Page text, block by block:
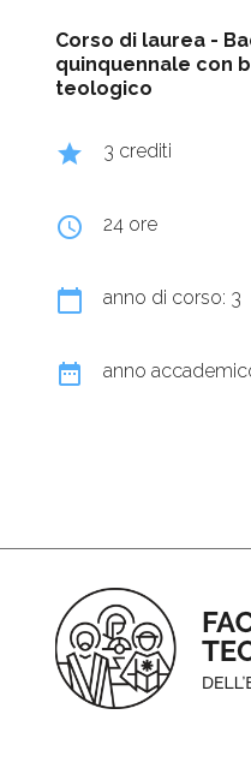
Corso di laurea -
quinquennale con
teologico
grade 3 crediti
query_builder 24 ore
calendar_today anno di corso: 3
date_range anno